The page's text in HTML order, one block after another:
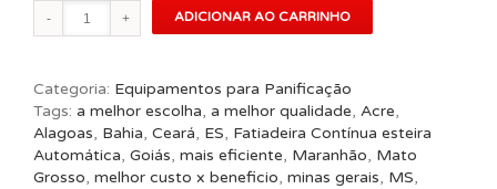
Fatiadeira
Contínua
quantidade
ADICIONAR AO CARRINHO
Categoria: Equipamentos para Panificação
Tags: a melhor escolha, a melhor qualidade, Acre,
Alagoas, Bahia, Ceará, ES, Fatiadeira Contínua esteira
Automática, Goiás, mais eficiente, Maranhão, Mato
Grosso, melhor custo x beneficio, minas gerais, MS,